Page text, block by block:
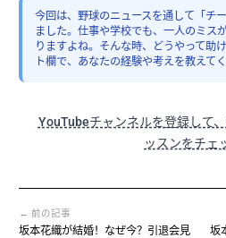
今回は、野球のニュースを通して「チ
ました。仕事や学校でも、一人のミス
りますよね。そんな時、どうやって助
ト欄で、あなたの経験や考えを教えてく
YouTubeチャンネルを登録して
ッスンをチェ
← 前の記事
坂本花織が結婚！なぜ今？引退会見
坂